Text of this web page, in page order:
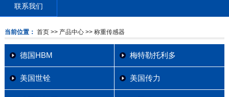
联系我们
当前位置： 首页 >> 产品中心>> 称重传感器
德国HBM 梅特勒托利多
美国世铨 美国传力